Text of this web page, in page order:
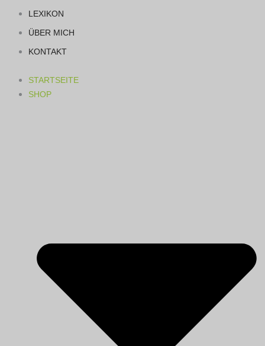
LEXIKON
ÜBER MICH
KONTAKT
STARTSEITE
SHOP